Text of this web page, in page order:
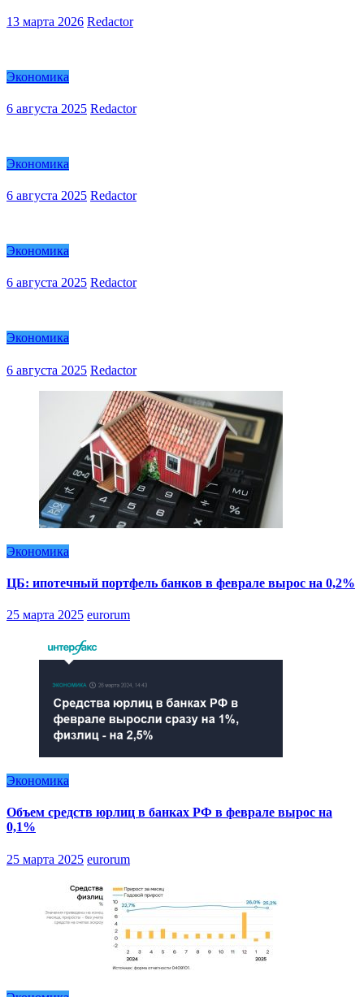
13 марта 2026 Redactor
Экономика
6 августа 2025 Redactor
Экономика
6 августа 2025 Redactor
Экономика
6 августа 2025 Redactor
Экономика
6 августа 2025 Redactor
Экономика
ЦБ: ипотечный портфель банков в феврале вырос на 0,2%
25 марта 2025 eurorum
Экономика
Объем средств юрлиц в банках РФ в феврале вырос на
0,1%
25 марта 2025 eurorum